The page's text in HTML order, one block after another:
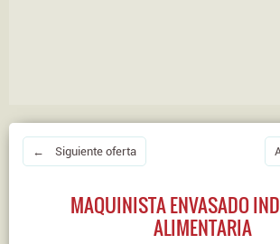
← Siguiente oferta
MAQUINISTA ENVASADO
ALIMENTARIA